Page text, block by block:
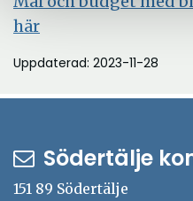
här
Uppdaterad: 2023-11-28
Södertälje
151 89 Södertälje